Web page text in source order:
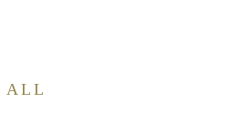
ALL